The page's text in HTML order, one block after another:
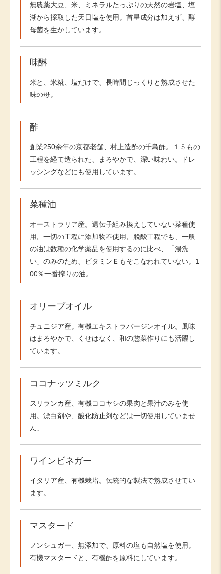
無農薬大豆、米、ミネラルたっぷりの天然の岩塩、塩
湖から採取した天日塩を使用。首星成分は加えず、酵
母菌を生かしています。
味醂
米と、米糀、塩だけで、長時間じっくりと熟成させた
味の母。
酢
創業250余年の京都老舗、村上造酢の千鳥酢。１５もの
工程を経て造られた、まろやかで、深い味わい。ドレ
ッシングなどにも使用しています。
菜種油
オーストラリア産。遺伝子組み換えしていない菜種使
用。一切の工程に添加物不使用。脱酸工程でも、一般
の油は数種の化学薬品を使用するのに比べ、「湯洗
い」のみのため、ビタミンＥもそこなわれていない。1
00％一番搾りの油。
オリーブオイル
チュニジア産。有機エキストラバージンオイル。風味
はまろやかで、くせはなく、和の惣菜作りにも活躍し
ています。
ココナッツミルク
スリランカ産、有機ココヤシの果肉と果汁のみを使
用。漂白剤や、酸化防止剤などは一切使用していませ
ん。
ワインビネガー
イタリア産、有機栽培。伝統的な製法で熟成させてい
ます。
マスタード
ノンシュガー、無添加で、原料の塩も自然塩を使用。
有機マスタードと、有機酢を原料にしています。